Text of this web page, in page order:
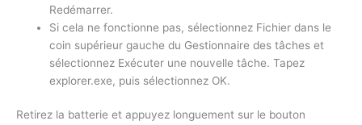
Redémarrer.
Si cela ne fonctionne pas, sélectionnez Fichier dans le
coin supérieur gauche du Gestionnaire des tâches et
sélectionnez Exécuter une nouvelle tâche. Tapez
explorer.exe, puis sélectionnez OK.
Retirez la batterie et appuyez longuement sur le bouton